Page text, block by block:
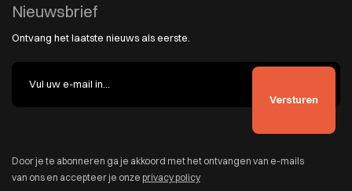
Nieuwsbrief
Ontvang het laatste nieuws als eerste.
Door je te abonneren ga je akkoord met het ontvangen van e-mails
van ons en accepteer je onze privacy policy